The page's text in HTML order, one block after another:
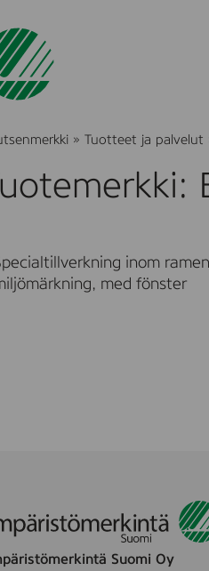
» Tuotteet ja palvelut
inom
med fönster
Suomi Oy